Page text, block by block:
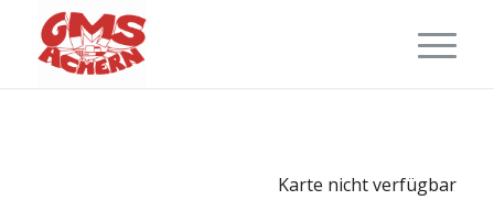
Karte nicht verfügbar